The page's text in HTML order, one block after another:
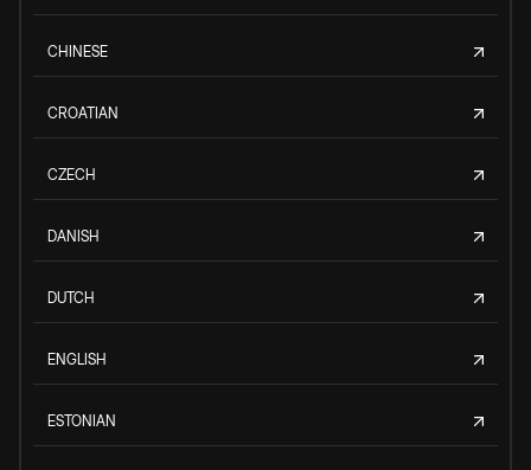
CHINESE
CROATIAN
CZECH
DANISH
DUTCH
ENGLISH
ESTONIAN